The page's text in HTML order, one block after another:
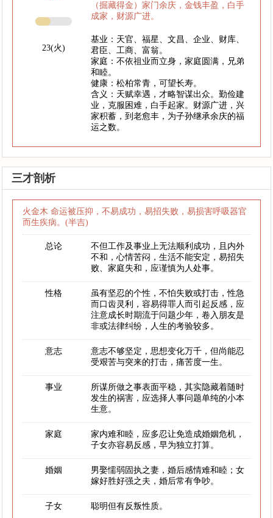
23(火)
（掘藏得金）家门余庆，金钱丰盈，白手
成家，财源广进。
基业：天官、福星、文昌、企业、财库、
君臣、工商、富翁。
家庭：不依祖业而立身，家庭圆满，兄弟
和睦。
健康：松柏常青，可望长寿。
含义：天赋幸遇，才略智谋出众。勤俭建
业，克服困难，白手起家。财源广进，兴
家积蓄，到老愈丰，为子孙继承余庆的福
运之数。
三才剖析
火金木 命运被压抑，不易成功，易招失败，易损害呼吸器官
而生疾病。(半吉)
总论
不但工作及事业上无法顺利成功，且内外
不和，心情苦闷，生活不能安定，易招失
败、家庭失和，应谨慎为人处事。
性格
虽有坚忍的个性，不怕失败或打击，性急
而口齿灵利，容易得罪人而引起反感，应
注意成长时期流于问题少年，卷入朋友是
非或法律纠纷，人生的考验较多。
意志
意志不够坚定，思想变化万千，但尚能忍
受艰苦与突来的打击，痛苦度一生。
事业
所谋所做之事表面平稳，其实隐藏着随时
发生的祸害，应选择人事问题单纯的小本
生意。
家庭
家内难和睦，应多忍让免造成婚姻危机，
子女亦容易反感，早为独立打算。
婚姻
男娶懦弱固执之妻，婚后感情难和睦；女
嫁好胜好强之夫，婚后常有争吵。
子女 聪明但有反叛性质。